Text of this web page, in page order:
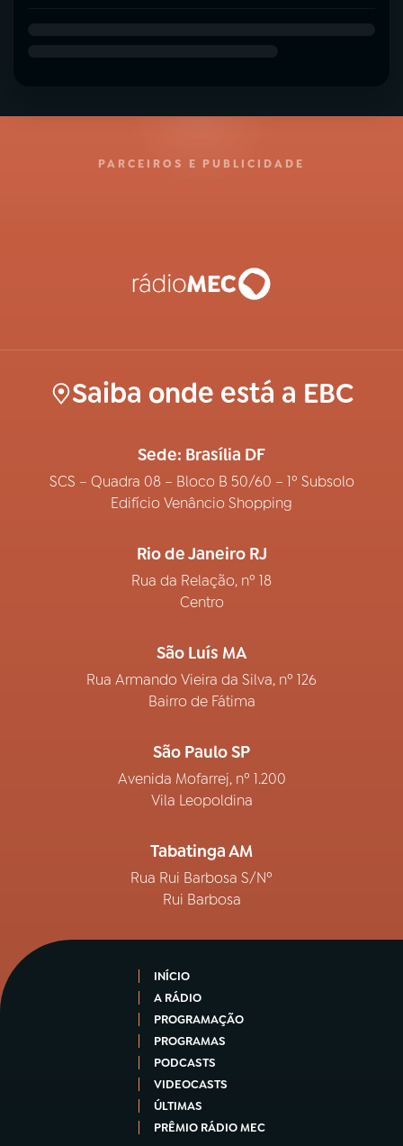
PARCEIROS E PUBLICIDADE
Saiba onde está a EBC
Sede: Brasília DF
SCS – Quadra 08 – Bloco B 50/60 – 1º Subsolo
Edifício Venâncio Shopping
Rio de Janeiro RJ
Rua da Relação, nº 18
Centro
São Luís MA
Rua Armando Vieira da Silva, nº 126
Bairro de Fátima
São Paulo SP
Avenida Mofarrej, nº 1.200
Vila Leopoldina
Tabatinga AM
Rua Rui Barbosa S/Nº
Rui Barbosa
INÍCIO
A RÁDIO
PROGRAMAÇÃO
PROGRAMAS
PODCASTS
VIDEOCASTS
ÚLTIMAS
PRÊMIO RÁDIO MEC